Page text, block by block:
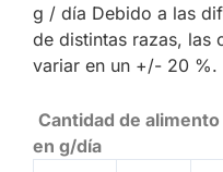
g / día Debido a las
de distintas razas, las
variar en un +/- 20 %.
Cantidad de
en g/día